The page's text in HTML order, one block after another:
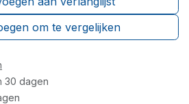
om te vergelijken
30 dagen